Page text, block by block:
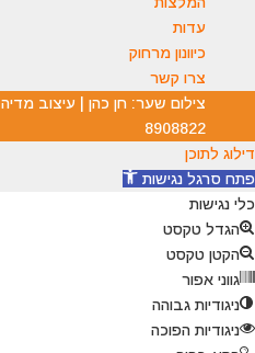
עדות
כיוונון מרחוק
צרו קשר
8908822
דילוג לתוכן
פתח סרגל נגישות
כלי נגישות
הגדל טקסט
הקטן טקסט
גווני אפור
ניגודיות גבוהה
ניגודיות הפוכה